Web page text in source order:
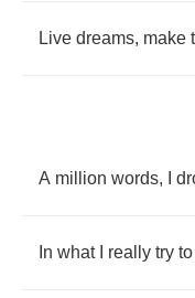
Live dreams, make
A million words,
In what really try to